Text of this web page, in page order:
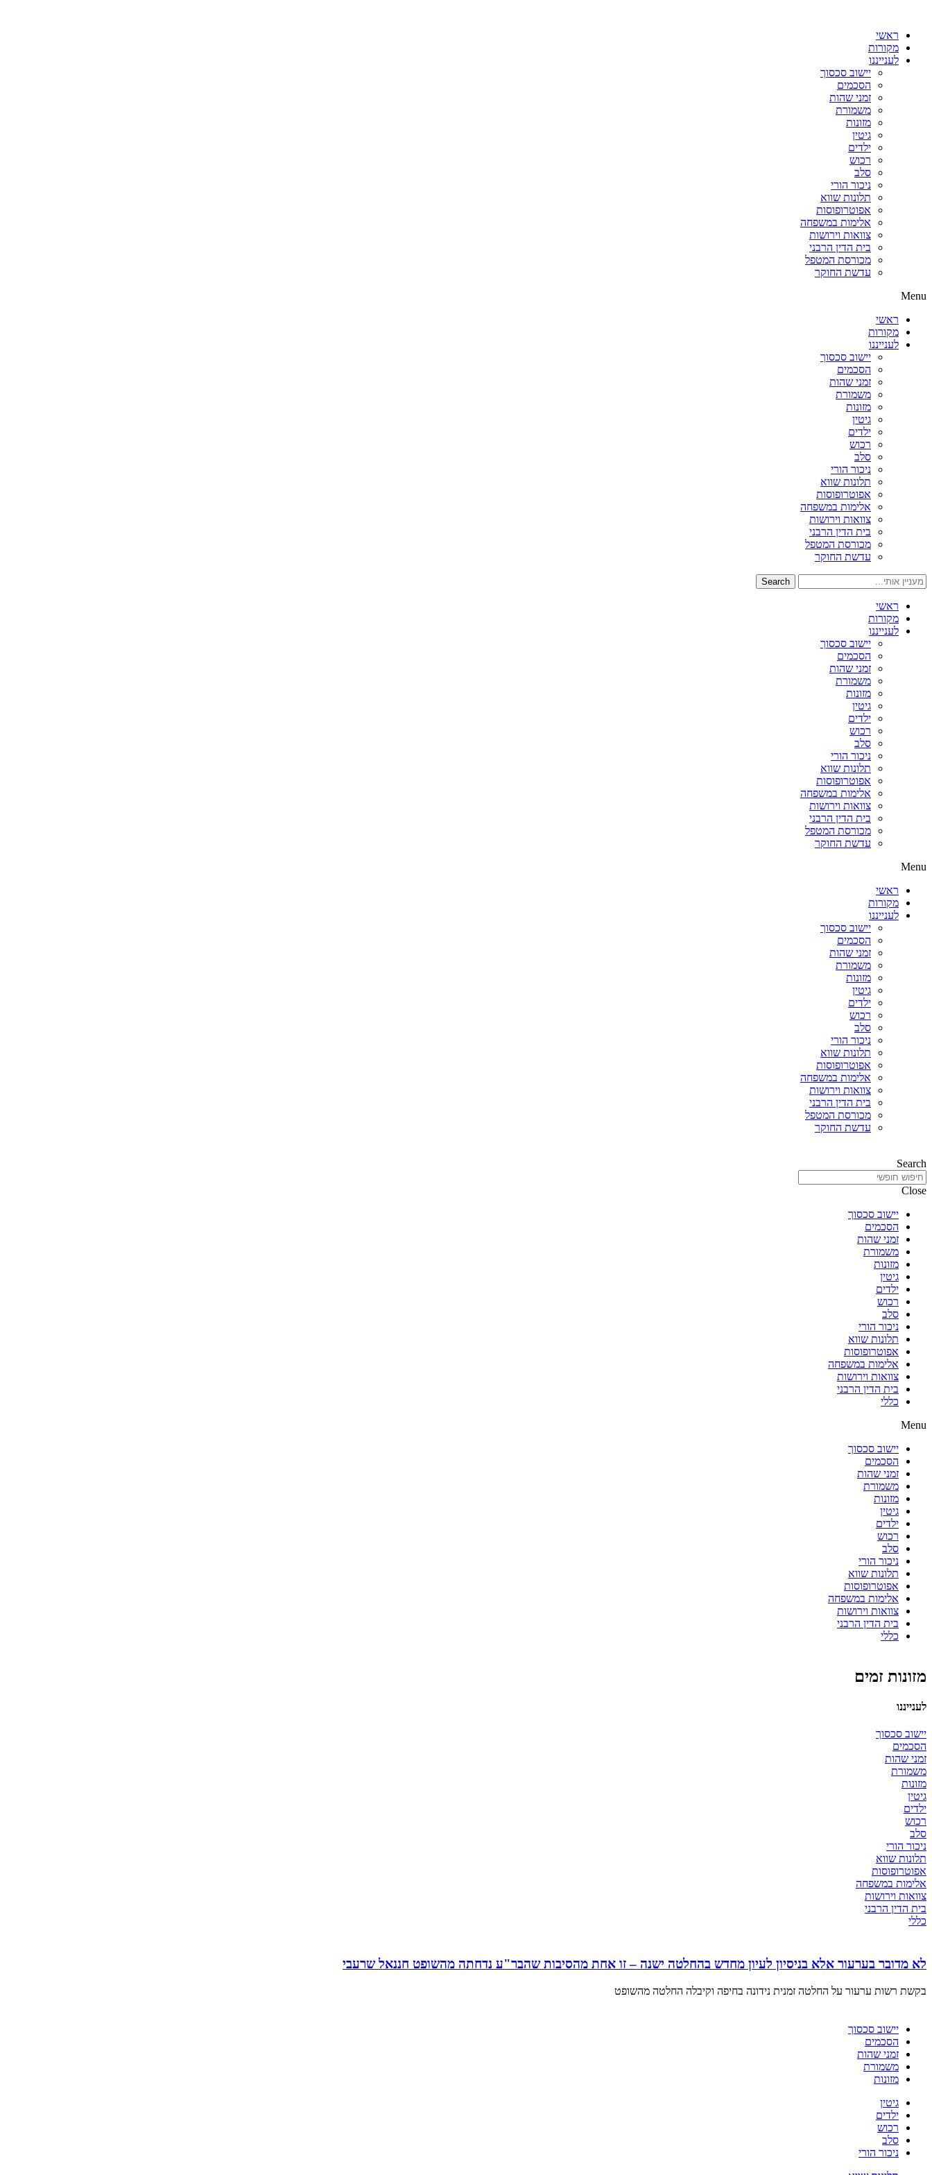
ראשי
מקורות
לענייננו
יישוב סכסוך
הסכמים
זמני שהות
משמורת
מזונות
גיטין
ילדים
רכוש
סלב
ניכור הורי
תלונות שווא
אפוטרופוסות
אלימות במשפחה
צוואות וירושות
בית הדין הרבני
מכורסת המטפל
עדשת החוקר
Menu
ראשי
מקורות
לענייננו
יישוב סכסוך
הסכמים
זמני שהות
משמורת
מזונות
גיטין
ילדים
רכוש
סלב
ניכור הורי
תלונות שווא
אפוטרופוסות
אלימות במשפחה
צוואות וירושות
בית הדין הרבני
מכורסת המטפל
עדשת החוקר
Search
ראשי
מקורות
לענייננו
יישוב סכסוך
הסכמים
זמני שהות
משמורת
מזונות
גיטין
ילדים
רכוש
סלב
ניכור הורי
תלונות שווא
אפוטרופוסות
אלימות במשפחה
צוואות וירושות
בית הדין הרבני
מכורסת המטפל
עדשת החוקר
Menu
ראשי
מקורות
לענייננו
יישוב סכסוך
הסכמים
זמני שהות
משמורת
מזונות
גיטין
ילדים
רכוש
סלב
ניכור הורי
תלונות שווא
אפוטרופוסות
אלימות במשפחה
צוואות וירושות
בית הדין הרבני
מכורסת המטפל
עדשת החוקר
Search
Close
יישוב סכסוך
הסכמים
זמני שהות
משמורת
מזונות
גיטין
ילדים
רכוש
סלב
ניכור הורי
תלונות שווא
אפוטרופוסות
אלימות במשפחה
צוואות וירושות
בית הדין הרבני
כללי
Menu
יישוב סכסוך
הסכמים
זמני שהות
משמורת
מזונות
גיטין
ילדים
רכוש
סלב
ניכור הורי
תלונות שווא
אפוטרופוסות
אלימות במשפחה
צוואות וירושות
בית הדין הרבני
כללי
מזונות זמים
לענייננו
יישוב סכסוך
הסכמים
זמני שהות
משמורת
מזונות
גיטין
ילדים
רכוש
סלב
ניכור הורי
תלונות שווא
אפוטרופוסות
אלימות במשפחה
צוואות וירושות
בית הדין הרבני
כללי
לא מדובר בערעור אלא בניסיון לעיון מחדש בהחלטה ישנה – זו אחת מהסיבות שהבר"ע נדחתה מהשופט חננאל שרעבי
בקשת רשות ערעור על החלטה זמנית נידונה בחיפה וקיבלה החלטה מהשופט
יישוב סכסוך
הסכמים
זמני שהות
משמורת
מזונות
גיטין
ילדים
רכוש
סלב
ניכור הורי